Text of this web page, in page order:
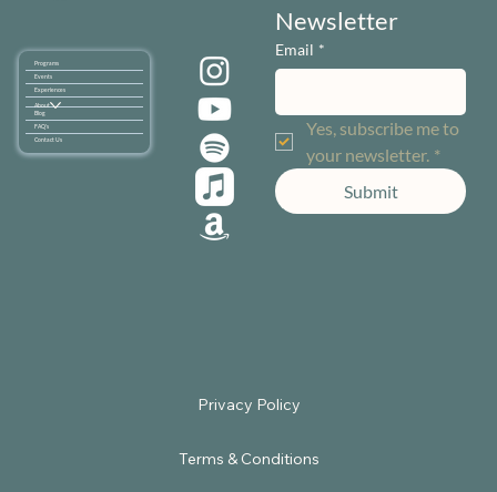
Programs
Events
Experiences
About
Blog
FAQ's
Contact Us
Newsletter
Email *
Yes, subscribe me to
your newsletter. *
Submit
Terms & Conditions